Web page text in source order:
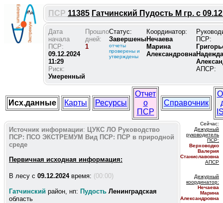
ПСР 11385 Гатчинский Пудость М гр. с
Дата
начала
ПСР:
09.12.2024
11:29
Риск:
Умеренный
Прошло
дней:
1
Статус:
Завершены
отчеты
проверены и
утверждены
Координатор:
Нечаева
Марина
Александровна
ПСР:
Надежда
АПСР:
Исх.данные Карты Ресурсы
Отчет
о
ПСР
Справочник
Источник информации: ЦУКС ЛО Руководство
ПСР: ПСО ЭКСТРЕМУМ Вид ПСР: ПСР в природной
среде
Первичная исходная информация:
В лесу c 09.12.2024время: (00:00)
Гатчинский район, нп: Пудость Ленинградская
область
Сейчас:
Дежурный
руководитель
ПСР:
Верховодко
Валерия
Станиславовна
АПСР
Дежурный
координатор:
Нечаева
Марина
Александровна